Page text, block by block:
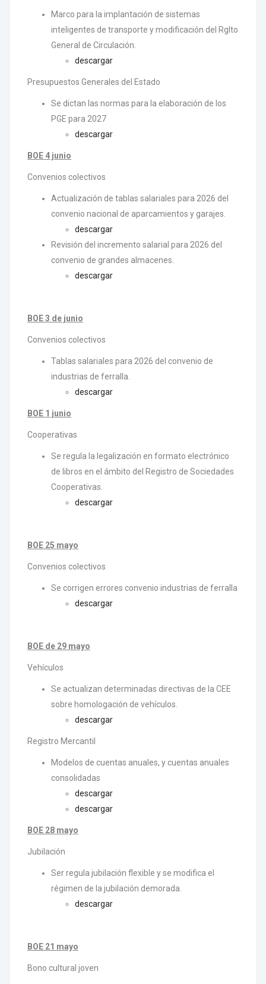
Marco para la implantación de sistemas
inteligentes de transporte y modificación del Rglto
General de Circulación.
descargar
Presupuestos Generales del Estado
Se dictan las normas para la elaboración de los
PGE para 2027
descargar
BOE 4 junio
Convenios colectivos
Actualización de tablas salariales para 2026 del
convenio nacional de aparcamientos y garajes.
descargar
Revisión del incremento salarial para 2026 del
convenio de grandes almacenes.
descargar
BOE 3 de junio
Convenios colectivos
Tablas salariales para 2026 del convenio de
industrias de ferralla.
descargar
BOE 1 junio
Cooperativas
Se regula la legalización en formato electrónico
de libros en el ámbito del Registro de Sociedades
Cooperativas.
descargar
BOE 25 mayo
Convenios colectivos
Se corrigen errores convenio industrias de ferralla
descargar
BOE de 29 mayo
Vehículos
Se actualizan determinadas directivas de la CEE
sobre homologación de vehículos.
descargar
Registro Mercantil
Modelos de cuentas anuales, y cuentas anuales
consolidadas
descargar
descargar
BOE 28 mayo
Jubilación
Ser regula jubilación flexible y se modifica el
régimen de la jubilación demorada.
descargar
BOE 21 mayo
Bono cultural joven